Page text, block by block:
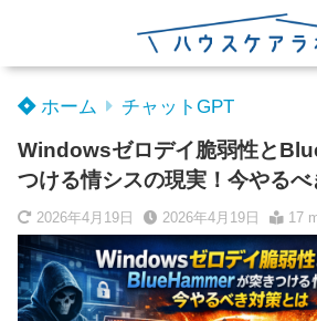
ホーム チャットGPT
Windowsゼロデイ脆弱性と
つける情シスの現実！今やる
2026年4月19日 2026年4月19日 17